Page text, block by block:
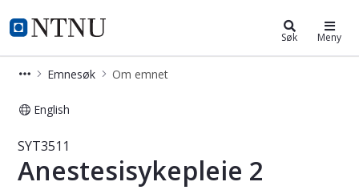
NTNU Hjemmeside
Studier Søk Meny
Emnesøk Om emnet
English
Emne - Anestesisykepleie 2 -
SYT3511
Anestesisykepleie 2